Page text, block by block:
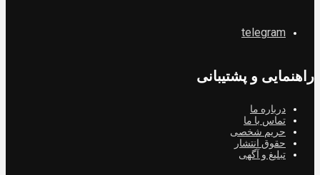
telegram
راهنمایی و پشتیبانی
درباره ما
تماس با ما
حریم شخصی
حقوق انتشار
تبلیغ و آگهی